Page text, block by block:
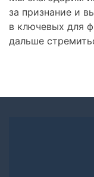
за признание и
в ключевых для
дальше
по